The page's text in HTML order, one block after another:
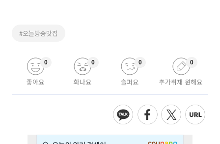
#오늘방송맛집
좋아요
0
화나요
0
슬퍼요
0
추가취재 원해요
0